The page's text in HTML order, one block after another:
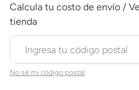
No sé mi código postal